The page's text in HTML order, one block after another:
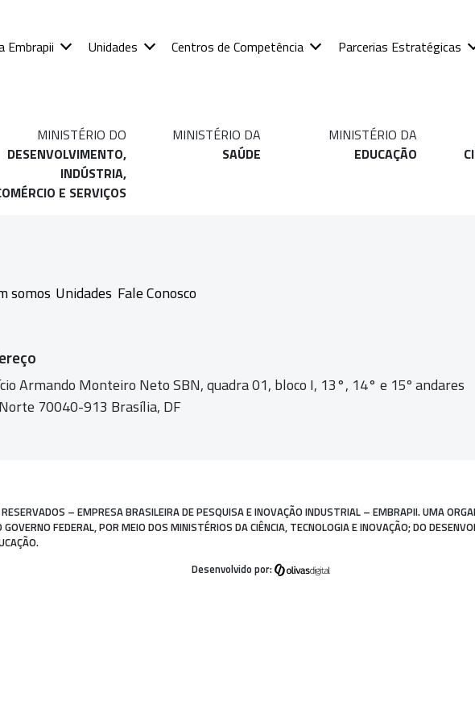
Embrapii Unidades Centros de Competência Parcerias Estratégicas
MINISTÉRIO DO
DESENVOLVIMENTO,
INDÚSTRIA,
E SERVIÇOS
MINISTÉRIO DA
SAÚDE
MINISTÉRIO DA
EDUCAÇÃO
somos Unidades Fale Conosco
Armando Monteiro Neto SBN, quadra 01, bloco I, 13°, 14° e 15º andares
70040-913 Brasília, DF
– EMPRESA BRASILEIRA DE PESQUISA E INOVAÇÃO INDUSTRIAL – EMBRAPII. UMA
FEDERAL, POR MEIO DOS MINISTÉRIOS DA CIÊNCIA, TECNOLOGIA E INOVAÇÃO; DO
Desenvolvido por: